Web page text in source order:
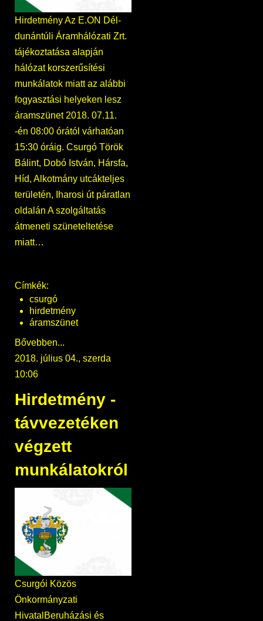
Hirdetmény Az E.ON Dél-
dunántúli Áramhálózati Zrt.
tájékoztatása alapján
hálózat korszerűsítési
munkálatok miatt az alábbi
fogyasztási helyeken lesz
áramszünet 2018. 07.11.
-én 08:00 órától várhatóan
15:30 óráig. Csurgó Török
Bálint, Dobó István, Hársfa,
Híd, Alkotmány utcákteljes
területén, Iharosi út páratlan
oldalán A szolgáltatás
átmeneti szüneteltetése
miatt…
Címkék:
csurgó
hirdetmény
áramszünet
Bővebben...
2018. július 04., szerda
10:06
Hirdetmény -
távvezetéken
végzett
munkálatokról
Csurgói Közös
Önkormányzati
HivatalBeruházási és